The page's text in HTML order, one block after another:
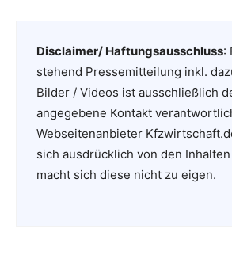
Disclaimer/ Haftungsausschluss:
stehend Pressemitteilung inkl.
Bilder / Videos ist ausschließlich
angegebene Kontakt
Webseitenanbieter
sich ausdrücklich von den
macht sich diese nicht zu eigen.